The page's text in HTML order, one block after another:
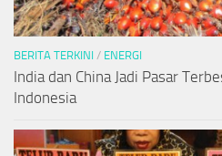
BERITA TERKINI / ENERGI
India dan China Jadi Pasar
Indonesia